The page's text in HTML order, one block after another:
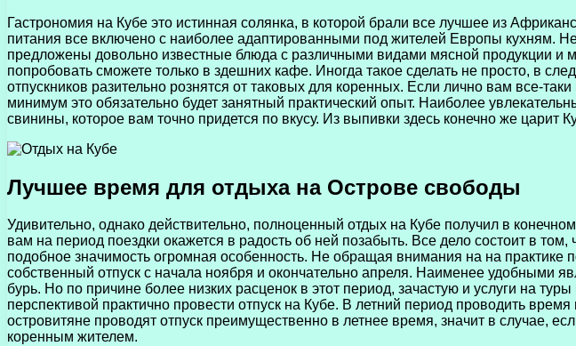
Гастрономия на Кубе это истинная солянка, в которой брали все лучшее из
питания все включено с наиболее адаптированными под жителей Европы кухням.
предложены довольно известные блюда с различными видами мясной продукции и
попробовать сможете только в здешних кафе. Иногда такое сделать не просто, в
отпускников разительно рознятся от таковых для коренных. Если лично вам все-
минимум это обязательно будет занятный практический опыт. Наиболее
свинины, которое вам точно придется по вкусу. Из выпивки здесь конечно же царит
Лучшее время для отдыха на Острове свободы
Удивительно, однако действительно, полноценный отдых на Кубе получил в
вам на период поездки окажется в радость об ней позабыть. Все дело состоит в
подобное значимость огромная особенность. Не обращая внимания на на
собственный отпуск с начала ноября и окончательно апреля. Наименее удобными
бурь. Но по причине более низких расценок в этот период, зачастую и услуги на
перспективой практично провести отпуск на Кубе. В летний период проводить
островитяне проводят отпуск преимущественно в летнее время, значит в случае,
коренным жителем.